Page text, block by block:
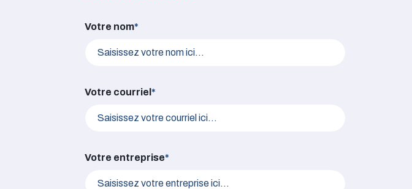
Votre nom*
Votre courriel *
Votre entreprise*